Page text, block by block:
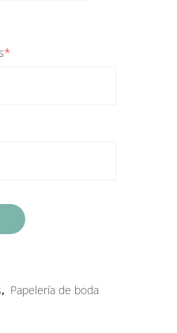
*
, Papelería de boda